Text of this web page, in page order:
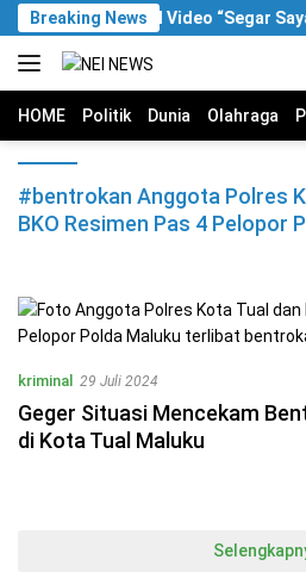
Langsung
ke
konten
Breaking NewsSoal Video “Segar
HOME Politik Dunia Olahraga
#bentrokan Anggota Polres
BKO Resimen Pas 4 Pelopor
kriminal 29 Juli 2024
Geger Situasi Mencekam
di Kota Tual Maluku